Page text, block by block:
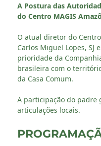
A Postura das
do Centro MAGIS
O atual diretor do
Carlos Miguel Lopes, SJ
prioridade da
brasileira com o
da Casa Comum.
A participação do padre
articulações locais.